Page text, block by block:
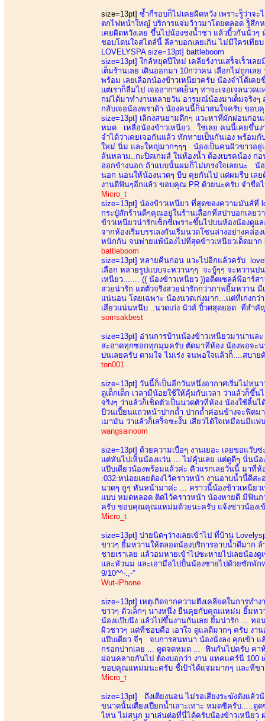
size=13pt] ซ้ำกี่รอบก็ไม่เคยผิดหวัง เพราะรู็ว่าจ
ตกไฟหน้าใหญ๋ บริการแจ่มว้าวมาโดยตลอด รู็สึก
เคยผิดหวังเลย ขึ้นไปน้องชงน้ำชา แล้วบิ้วกันนัวๆ
ชอบโดนใจสไตล์นี้ ลีลาบอกเลยเกิน ไม่มีใครเที
LOVELYSPA size=13pt] battleboom
size=13pt] ใกล้หยุดปีใหม่ เคลียร์งานเสร็จเร็วเล
เต็มร้านเลย เดินออกมา 10กว่าคน เลือกไม่ถูกเล
พร้อม เลยเลือกน้องข้าวเหนียวครับ น้องจำได้เ
แต่เราก็ลืมไป เจออากาศเย็นๆ ท่าจะเจอเจลนว
กม่ได้มาทำงานหลายวัน อารมณ์น้องมาเต็มจริง
กลับเจอน้องพราด้า น้องคนนี้ก็น่าสนใจครับ ขอ
size=13pt] เลิกงสนยามดึกๆ แวะหาที่ผักผ่อนก่อน
หมด เหลือน้องข้าวเหนียว.. ใช่เลย คนนี้เคยขึ้น
จำได้ว่าเคยเจอกันแล้ว ทักทายเป็นกันเอง พร้อ
ใหม่ นิ่ม และใหญ่มากๆๆๆ น้องเป็นคนผิวขาวอยู่
ล้นหลาม..กะปิดเกมส์ ในห้องน้ำ ต้องเบรคน้อง ก่
ออกข้างนอก ถ้าแบบนั้นผมก็ไม่เกรงใจเลยนะ น้
นอก นอนให้น้องนวดๆ บีบ คุยกันไป แต่ผมรีบ เล
งานดีฟินๆอีกแล้ว ขอบคุณ PR ด้วยนะครับ จำชื่อ
Micro_t
size=13pt] น้องข้าวเหนียว ที่สุดของความมันส์ที่
กระปู๋สักร้านดีๆคุณอยู่ในร้านเลือกที่สปาบอกเลยว่
ข้าวเหนียวน่ารักเซ็กซี่เพราะขึ้นไปบนห้องน้องดู
จากห้องเริ่มบรรเลงกันเริ่มนวดโซนล่างอย่างคล่
หนักกัน จนพ่ายแพ้น้องไปที่สุดข้าวเหนียวเด็ดมาก
battleboom
size=13pt] หลายคืนก่อน แวะไปอีกแล้วครับ
เลือก หลายรูปแบบจะหวานๆๆ จะบู้ๆๆ จะหวาน
เหนียว....... (( น้องข้าวเหนียว ))อดีตเซลล์พีอาร์ส
สวยน่ารัก แต่ตัวจริงสวยน่ารักกว่าภาพยิ้มหวาน มี
แน่นอน โดยเฉพาะ น้องนวดเก่งมาก...แต่ที่เก่งก
เสียวแน่นหนึบ ..นวดเก่ง นัวส์ บิ้วศสุดยอด ที่สำคั
somsakbest
size=13pt] อ่านการบ้านน้องข้าวเหนียวมานานล
สะอาดทุกซอกทุกมุมครับ ตัดมาที่ห้อง น้องพอจะน
บ่นเลยครับ ตามใจ ไม่เร่ง จนพอใจแล้วก็....สบ
ton001
size=13pt] วันนี้ก็เป็นอีกวันหนึ่งอากาศเริ่มไม่หน
ดูเด็กเด็ก เวลามีน้อยใช้ให้คุ้มกับเวลา ว่าแล้วก็ขึ้
จริงๆ ว่าแล้วก็เช็ดตัวเป็นนวดตัวที่ห้อง น้องใช้ลิ้
ป้วนเปี้ยนแถวหน้าปากถ้ำ ปากถ้ำค่อนข้างจะฟิตม
เมามัน ว่าแล้วก็เสร็จซะงั้น เสียวได้ใจเหมือนมีแฟ
wangsainoom
size=13pt] ด้วยความเบื่อๆ งานเยอะ เลยขอแว๊
แต่หันไปเห็นน้องแว่น ... ไม่คุ้นเลย แต่ดูดีๆ นั่นน้
แป๊บเดียวน้องพร้อมแล้วค่ะ คิวแรกเลยวันนี้ มาที่
:032:หน่อยเลยต้องไว้คราวหน้า งานอาบน้ำนี้ดีส
นวดๆ ถูๆ หันหน้ามาค่ะ ... คราวนี้น้องข้าวเหนียว
แบบ หมดหลอด ติดไว้คราวหน้า น้องหายดี มีฟินก
ครับ ขอบคุณคุณแหม่มด้วยนะครับ แจ้งข่าวน้องเ
Micro_t
size=13pt] บ่ายนิดๆว่างเลยเข้าไป ที่บ้าน
ขาวๆ ยิ้มหวานให้ตลอดน้องบริการอาบน้ำดีมาก ล้
ชายเราเลย แล้วอมหายเข้าไปซะหายไปเลยน้อง
และหัวนม และเอามือไปปั้นน้องชายไปด้วยซักพัก
9/10^^-.,-”
Wut-iPhone
size=13pt] เหตุเกิดจากความตึงเคลียดในการท
ขาวๆ ตัวเล็กๆ นางหนึ่ง ยืนคุยกับคุณแหม่ม ยิ้มห
น้องแป๊บนึง แล้วไปขึ้นงานกันเลย ยิ้มน่ารัก ...
ผิวชาวๆ แต่ที่ชอบคือ เอาใจ ดูแลดีมากๆ ครับ งา
แป๊บเดียว จีๆ จบการสนทนา น้องนั่งลง คุกเข้า
กรอกปากเลย ... ดูดจดหมด ... ฟินกันไปครับ คา
ผ่อนคลายกันไป ต้องบอกว่า งาน แทคแคร์นี่ 100
ขอบคุณแหม่มนะครับ ชี้เป้าได้แจ่มมากๆ และที่ข
Micro_t
size=13pt] ถึงเตียงนอน ไม่รอเสียงระฆังดังแล้
ขนาดนั้นเตืยงเปืยกน้ำเลาะเทาะ หมดซิครับ.....ดู
ไหน ไม่สนุก มาเล่นต่อที่นี่ได้ครับน้องข้าวเหนียว